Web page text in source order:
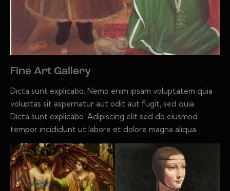
Fine Art Gallery
Dicta sunt explicabo. Nemo enim ipsam voluptatem quia
voluptas sit aspernatur aut odit aut fugit, sed quia.
Dicta sunt explicabo. Adipiscing elit sed do eiusmod
tempor incididunt ut labore et dolore magna aliqua.